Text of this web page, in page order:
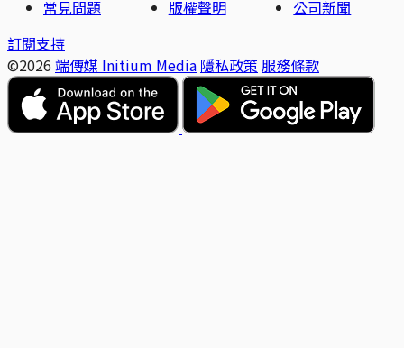
常見問題
版權聲明
公司新聞
訂閱支持
©2026 端傳媒 Initium Media 隱私政策 服務條款